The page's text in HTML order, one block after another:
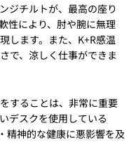
ジチルトが、最高の座り
性により、肘や腕に無理
します。また、K+R感温
で、涼しく仕事ができま
することは、非常に重要
デスクを使用している
精神的な健康に悪影響を及